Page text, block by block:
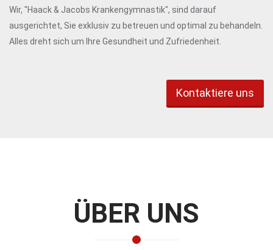
Wir, "Haack & Jacobs Krankengymnastik", sind darauf
ausgerichtet, Sie exklusiv zu betreuen und optimal zu behandeln.
Alles dreht sich um Ihre Gesundheit und Zufriedenheit.
Kontaktiere uns
ÜBER UNS